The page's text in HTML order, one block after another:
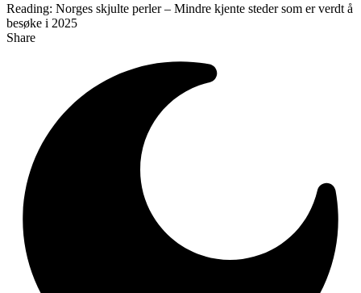
Reading: Norges skjulte perler – Mindre kjente steder som er verdt å
besøke i 2025
Share